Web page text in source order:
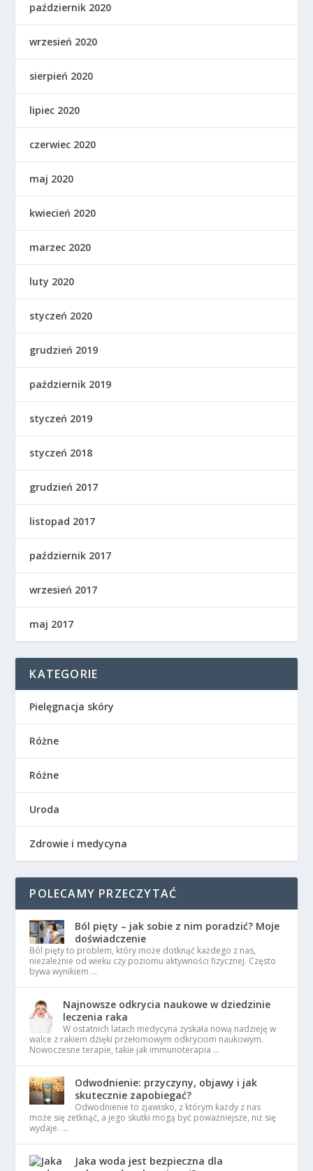
październik 2020
wrzesień 2020
sierpień 2020
lipiec 2020
czerwiec 2020
maj 2020
kwiecień 2020
marzec 2020
luty 2020
styczeń 2020
grudzień 2019
październik 2019
styczeń 2019
styczeń 2018
grudzień 2017
listopad 2017
październik 2017
wrzesień 2017
maj 2017
KATEGORIE
Pielęgnacja skóry
Różne
Różne
Uroda
Zdrowie i medycyna
POLECAMY PRZECZYTAĆ
Ból pięty – jak sobie z nim poradzić? Moje
doświadczenie
Ból pięty to problem, który może dotknąć każdego z nas,
niezależnie od wieku czy poziomu aktywności fizycznej. Często
bywa wynikiem …
Najnowsze odkrycia naukowe w dziedzinie
leczenia raka
W ostatnich latach medycyna zyskała nową nadzieję w
walce z rakiem dzięki przełomowym odkryciom naukowym.
Nowoczesne terapie, takie jak immunoterapia …
Odwodnienie: przyczyny, objawy i jak
skutecznie zapobiegać?
Odwodnienie to zjawisko, z którym każdy z nas
może się zetknąć, a jego skutki mogą być poważniejsze, niż się
wydaje. …
Jaka woda jest bezpieczna dla